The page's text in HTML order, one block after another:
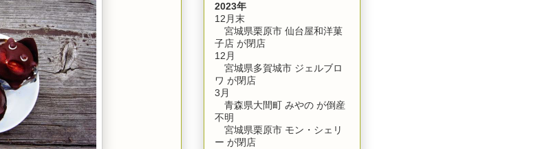
2023年
12月末
宮城県栗原市 仙台屋和洋菓
子店 が閉店
12月
宮城県多賀城市 ジェルブロ
ワ が閉店
3月
青森県大間町 みやの が倒産
不明
宮城県栗原市 モン・シェリ
ー が閉店